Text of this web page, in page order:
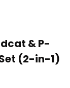
& P-
(2-in-1)